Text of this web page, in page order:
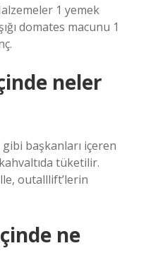
1 yemek
domates macunu 1
neler
başkanları içeren
tüketilir.
outalllift’lerin
ne